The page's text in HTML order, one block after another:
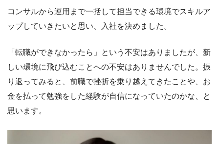
コンサルから運用まで一括して担当できる環境でスキルア
ップしていきたいと思い、入社を決めました。
「転職ができなかったら」という不安はありましたが、新
しい環境に飛び込むことへの不安はありませんでした。振
り返ってみると、前職で挫折を乗り越えてきたことや、お
金を払って勉強をした経験が自信になっていたのかな、と
思います。